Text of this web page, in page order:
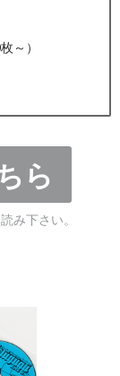
）
ら
み下さい。